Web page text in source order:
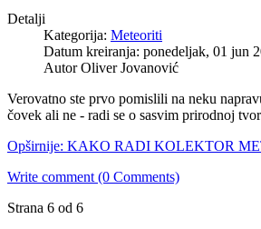
Detalji
Kategorija: Meteoriti
Datum kreiranja: ponedeljak, 01 jun
Autor Oliver Jovanović
Verovatno ste prvo pomislili na neku
čovek ali ne - radi se o sasvim prirodnoj
Opširnije: KAKO RADI KOLEKTOR
Write comment (0 Comments)
Strana 6 od 6